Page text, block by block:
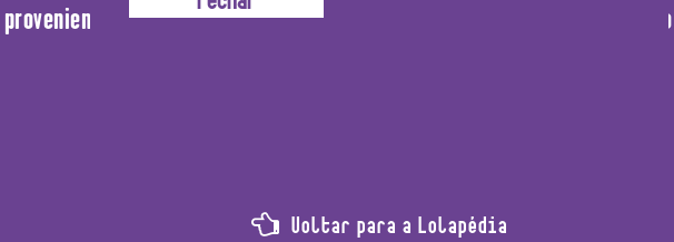
dos óleos essenciais que são responsáveis por dar o
Voltar para a Lolapédia